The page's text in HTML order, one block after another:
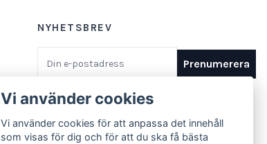
NYHETSBREV
Prenumerera
Vi använder cookies
Vi använder cookies för att anpassa det innehåll
som visas för dig och för att du ska få bästa